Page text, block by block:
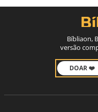
Bíbliaon,
versão
DOAR ❤️